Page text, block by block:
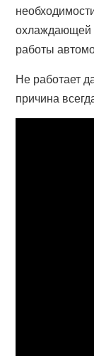
охлаждающей
работы
Не работает
причина